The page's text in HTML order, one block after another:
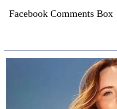
Facebook Comments Box